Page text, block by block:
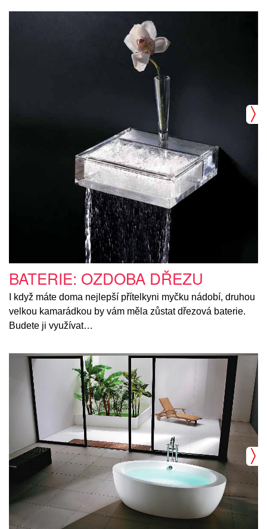
BATERIE: OZDOBA DŘEZU
I když máte doma nejlepší přítelkyni myčku nádobí, druhou
velkou kamarádkou by vám měla zůstat dřezová baterie.
Budete ji využívat…